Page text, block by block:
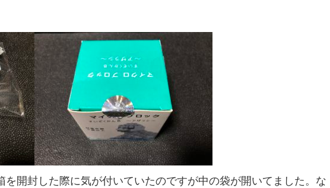
を開封した際に気が付いていたのですが中の袋が開いてました。な